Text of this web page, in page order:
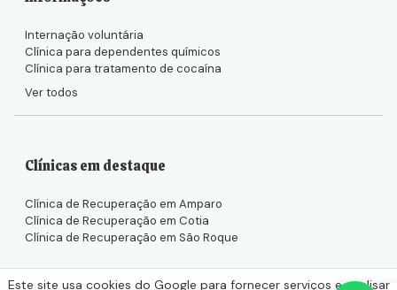
Internação voluntária
Clínica para dependentes químicos
Clínica para tratamento de cocaína
Ver todos
Clínicas em destaque
Clínica de Recuperação em Amparo
Clínica de Recuperação em Cotia
Clínica de Recuperação em São Roque
Este site usa cookies do Google para fornecer serviços e analisar